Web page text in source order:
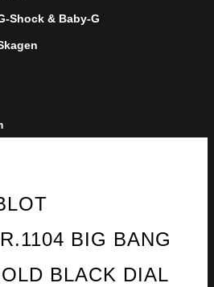
Shock & Baby-G
BIG BANG
BLACK DIAL